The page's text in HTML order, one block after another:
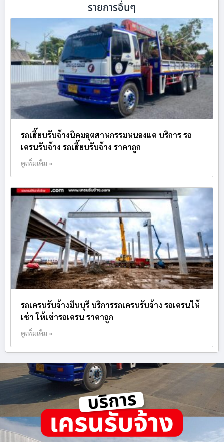
รายการอื่นๆ
รถเฮี๊ยบรับจ้างนิคมอุตสาหกรรมหนองแค บริการ รถ
เครนรับจ้าง รถเฮี๊ยบรับจ้าง ราคาถูก
ดูเพิ่มเติม »
รถเครนรับจ้างมีนบุรี บริการรถเครนรับจ้าง รถเครนให้
เช่า ให้เช่ารถเครน ราคาถูก
ดูเพิ่มเติม »